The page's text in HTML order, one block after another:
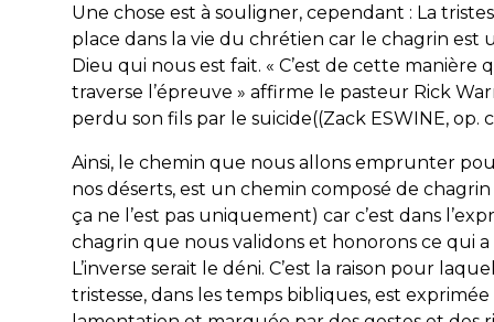
Une chose est à souligner, cependant : La
place dans la vie du chrétien car le chagrin est
Dieu qui nous est fait. « C’est de cette manière
traverse l’épreuve » affirme le pasteur Rick
perdu son fils par le suicide((Zack ESWINE, op.
Ainsi, le chemin que nous allons emprunter
nos déserts, est un chemin composé de chagrin
ça ne l’est pas uniquement) car c’est dans
chagrin que nous validons et honorons ce qui
L’inverse serait le déni. C’est la raison pour
tristesse, dans les temps bibliques, est exprimée